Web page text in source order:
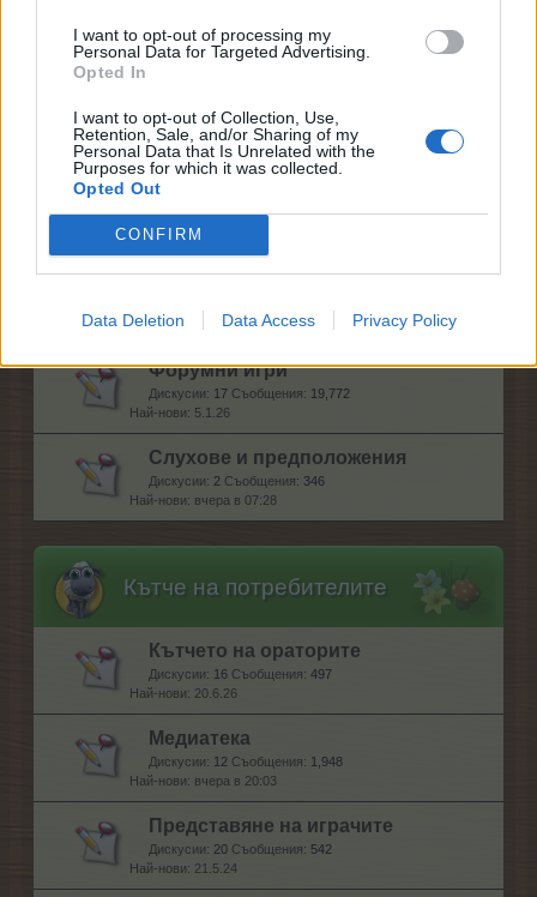
I want to opt-out of processing my
Personal Data for Targeted Advertising.
Opted In
I want to opt-out of Collection, Use,
Retention, Sale, and/or Sharing of my
Personal Data that Is Unrelated with the
Purposes for which it was collected.
Opted Out
CONFIRM
Data Deletion Data Access Privacy Policy
Дискусии: 5 Съобщения:
328
4.12.21
Отзиви за играта
Дискусии: 24 Съобщения:
4,621
вчера в 09:54
Дискусии за играта
Дискусии: 109 Съобщения: 6,666
преди 10 мин
20.7.26
Форумни игри
Дискусии: 17 Съобщения: 19,772
5.1.26
Слухове и предположения
Дискусии: 2 Съобщения: 346
вчера в 07:28
Кътче на потребителите
Кътчето на ораторите
Дискусии: 16 Съобщения: 497
20.6.26
Медиатека
Дискусии: 12 Съобщения: 1,948
вчера в 20:03
Представяне на играчите
Дискусии: 20 Съобщения: 542
21.5.24